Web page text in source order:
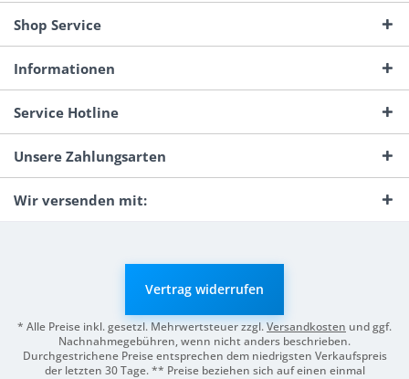
Shop Service
Informationen
Service Hotline
Unsere Zahlungsarten
Wir versenden mit:
Vertrag widerrufen
* Alle Preise inkl. gesetzl. Mehrwertsteuer zzgl.Versandkosten und ggf.
Nachnahmegebühren, wenn nicht anders beschrieben.
Durchgestrichene Preise entsprechen dem niedrigsten Verkaufspreis
der letzten 30 Tage. ** Preise beziehen sich auf einen einmal